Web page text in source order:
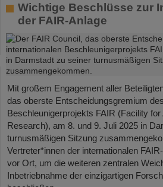
Wichtige Beschlüsse zur
der FAIR-Anlage
Mit großem Engagement aller
das oberste Entscheidungsgremium
Beschleunigerprojekts FAIR (Facility for
Research), am 8. und 9. Juli 2025 in
turnusmäßigen Sitzung
Vertreter*innen der internationalen
vor Ort, um die weiteren zentralen
Inbetriebnahme der einzigartigen